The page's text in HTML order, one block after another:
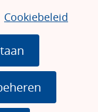
Cookiebeleid